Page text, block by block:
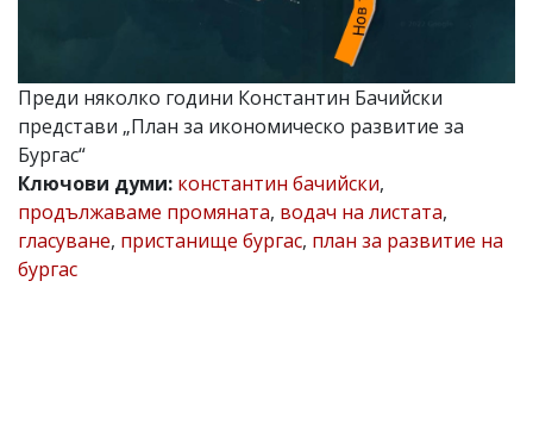
Коментарите
под
статиите
се
от
читателите
и
редакцията
Преди няколко години Константин Бачийски
представи „План за икономическо развитие за
Бургас“
Ключови думи: константин бачийски,
продължаваме промяната, водач на листата,
гласуване, пристанище бургас, план за развитие на
бургас